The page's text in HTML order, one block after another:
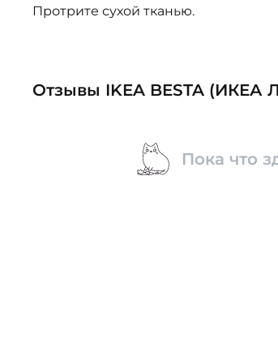
Протрите сухой тканью.
Отзывы IKEA BESTA (ИКЕА
Пока что